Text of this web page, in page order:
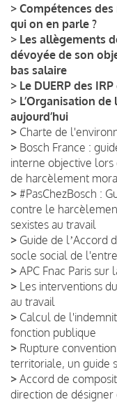
> Compétences
qui on en parle ?
> Les allègements
dévoyée de son
bas salaire
> Le DUERP des
> L’Organisation de
aujourd’hui
> Charte de
> Bosch France :
interne objective
de harcèlement
> #PasChezBosch :
contre le
sexistes au travail
> Guide de lʼAccord
socle social de
> APC Fnac Paris
> Les interventions
au travail
> Calcul de
fonction publique
> Rupture
territoriale, un guide
> Accord de
direction de